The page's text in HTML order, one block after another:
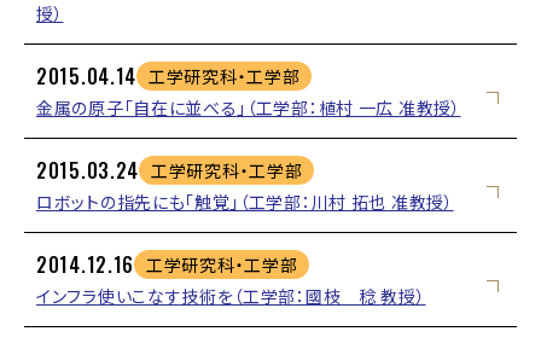
授）
2015.04.14 工学研究科・工学部
金属の原子「自在に並べる」（工学部：植村 一広 准教授）
2015.03.24 工学研究科・工学部
ロボットの指先にも「触覚」（工学部：川村 拓也 准教授）
2014.12.16 工学研究科・工学部
インフラ使いこなす技術を（工学部：國枝 稔 教授）